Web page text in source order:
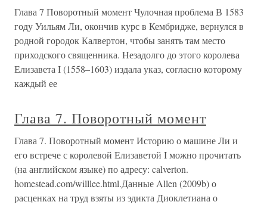
Глава 7 Поворотный момент Чулочная проблема В 1583
году Уильям Ли, окончив курс в Кембридже, вернулся в
родной городок Калвертон, чтобы занять там место
приходского священника. Незадолго до этого королева
Елизавета I (1558–1603) издала указ, согласно которому
каждый ее
Глава 7. Поворотный момент
Глава 7. Поворотный момент Историю о машине Ли и
его встрече с королевой Елизаветой I можно прочитать
(на английском языке) по адресу: calverton.
homestead.com/willlee.html.Данные Allen (2009b) о
расценках на труд взяты из эдикта Диоклетиана о